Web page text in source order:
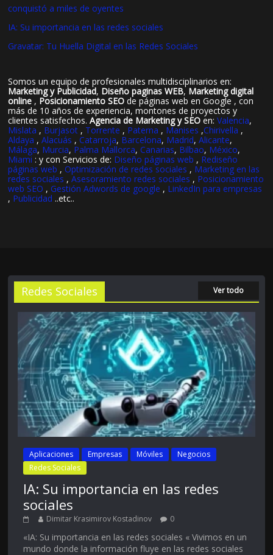
conquistó a miles de oyentes
IA: Su importancia en las redes sociales
Gravatar: Tu Huella Digital en las Redes Sociales
Somos un equipo de profesionales multidisciplinarios en:
Marketing y Publicidad, Diseño paginas WEB, Marketing digital
online , Posicionamiento SEO de páginas web en Google , con
más de 10 años de experiencia, montones de proyectos y
clientes satisfechos.Agencia de Marketing y SEO en:Valencia,
Mislata , Burjasot , Torrente , Paterna , Manises ,Chirivella ,
Aldaya ,Alacuás ,Catarroja, Barcelona, Madrid,Alicante,
Málaga, Murcia, Palma Mallorca,Canarias, Bilbao, México,
Miami : y con Servicios de: Diseño páginas web , Rediseño
páginas web ,Optimización de redes sociales , Marketing en las
redes sociales ,Asesoramiento redes sociales , Posicionamiento
web SEO ,Gestión Adwords de google , LinkedIn para empresas
, Publicidad ..etc..
Redes Sociales Ver todo
Aplicaciones Empresas Móviles
Negocios
Redes Sociales
IA: Su importancia en las redes
sociales
Dimitar Krasimirov Kostadinov 0
«IA: Su importancia en las redes sociales « Vivimos en un
mundo donde la información fluye en las redes sociales